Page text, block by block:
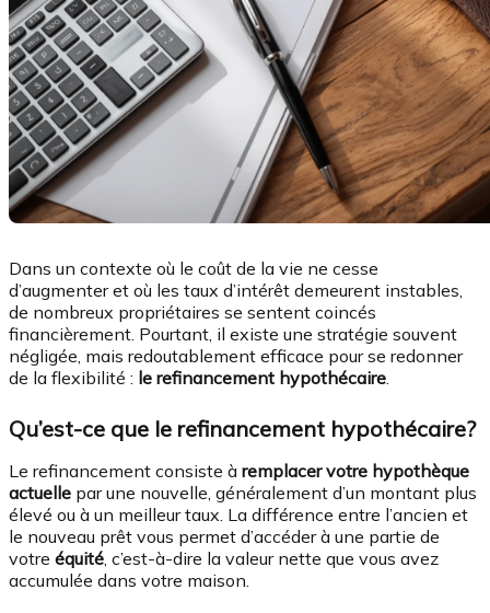
Dans un contexte où le coût de la vie ne cesse
d’augmenter et où les taux d’intérêt demeurent instables,
de nombreux propriétaires se sentent coincés
financièrement. Pourtant, il existe une stratégie souvent
négligée, mais redoutablement efficace pour se redonner
de la flexibilité : le refinancement hypothécaire.
Qu’est-ce que le refinancement hypothécaire?
Le refinancement consiste à remplacer votre hypothèque
actuelle par une nouvelle, généralement d’un montant plus
élevé ou à un meilleur taux. La différence entre l’ancien et
le nouveau prêt vous permet d’accéder à une partie de
votre équité, c’est-à-dire la valeur nette que vous avez
accumulée dans votre maison.